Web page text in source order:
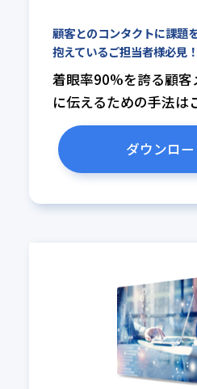
顧客とのコンタクトに課題
抱えているご担当者様必見！
着眼率90%を誇る顧客
に伝えるための手法は
ダウンロ